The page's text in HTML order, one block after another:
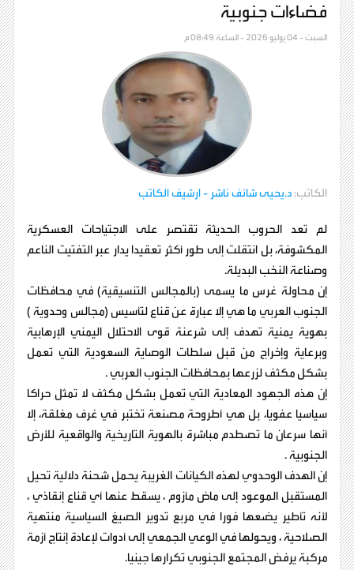
فضاءات جنوبية
السبت - 04 يوليو 2026 - الساعة 08:49 م
الكاتب: د.يحيى شائف ناشر - ارشيف الكاتب
لم تعد الحروب الحديثة تقتصر على الاجتياحات العسكرية
المكشوفة، بل انتقلت إلى طور أكثر تعقيدا يدار عبر التفتيت الناعم
وصناعة النخب البديلة.
إن محاولة غرس ما يسمى (بالمجالس التنسيقية) في محافظات
الجنوب العربي ما هي إلا عبارة عن قناع لتأسيس (مجالس وحدوية )
بهوية يمنية تهدف إلى شرعنة قوى الاحتلال اليمني الإرهابية
وبرعاية وإخراج من قبل سلطات الوصاية السعودية التي تعمل
بشكل مكثف لزرعها بمحافظات الجنوب العربي .
إن هذه الجهود المعادية التي تعمل بشكل مكثف لا تمثل حراكا
سياسيا عفويا، بل هي أطروحة مصنعة تختبر في غرف مغلقة، إلا
أنها سرعان ما تصطدم مباشرة بالهوية التاريخية والواقعية للأرض
الجنوبية .
إن الهدف الوحدوي لهذه الكيانات الغريبة يحمل شحنة دلالية تحيل
المستقبل الموعود إلى ماض مأزوم ، يسقط عنها أي قناع إنقاذي ،
لأنه تأطير يضعها فورا في مربع تدوير الصيغ السياسية منتهية
الصلاحية ، ويحولها في الوعي الجمعي إلى أدوات لإعادة إنتاج أزمة
مركبة يرفض المجتمع الجنوبي تكرارها جينيا.